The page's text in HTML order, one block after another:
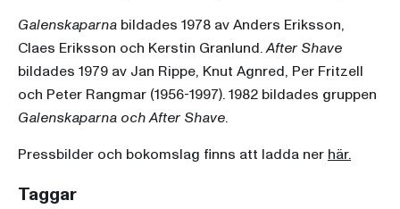
Galenskaparna bildades 1978 av Anders Eriksson,
Claes Eriksson och Kerstin Granlund.After Shave
bildades 1979 av Jan Rippe, Knut Agnred, Per Fritzell
och Peter Rangmar (1956-1997). 1982 bildades gruppen
Galenskaparna och After Shave.
Pressbilder och bokomslag finns att ladda ner här.
Taggar